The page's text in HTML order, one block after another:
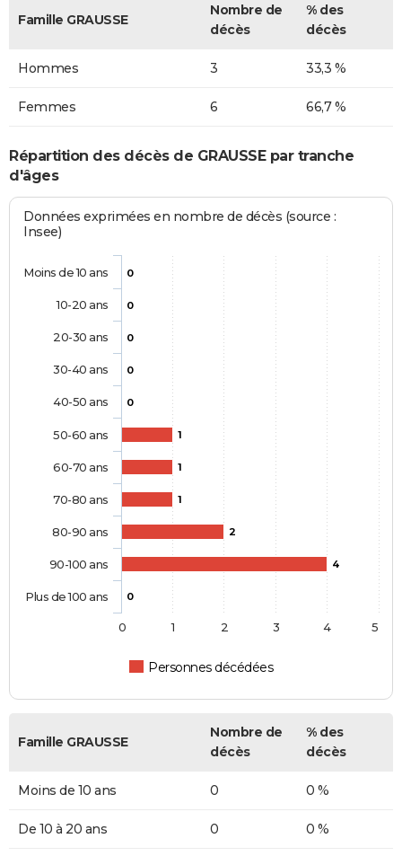
Famille GRAUSSE
Nombre de
décès
% des
décès
Hommes 3 33,3 %
Femmes 6 66,7 %
Répartition des décès de GRAUSSE par tranche
d'âges
Données exprimées en nombre de décès (source :
Insee)
0
0
0
0
0
1
1
1
2
4
0
Personnes décédées
Moins de 10 ans
10-20 ans
20-30 ans
30-40 ans
40-50 ans
50-60 ans
60-70 ans
70-80 ans
80-90 ans
90-100 ans
Plus de 100 ans
0 1 2 3 4 5
Famille GRAUSSE
Nombre de
décès
% des
décès
Moins de 10 ans 0 0 %
De 10 à 20 ans 0 0 %